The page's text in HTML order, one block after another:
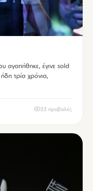
έγινε sold
τρία χρόνια,
23 προβολές